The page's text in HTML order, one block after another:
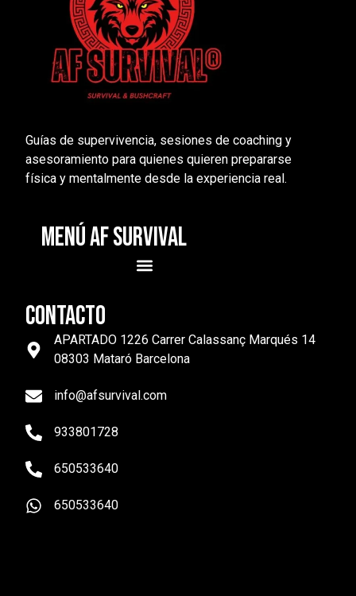
Guías de supervivencia, sesiones de coaching y
asesoramiento para quienes quieren prepararse
física y mentalmente desde la experiencia real.
MENÚ AF SURVIVAL
CONTACTO
APARTADO 1226 Carrer Calassanç Marqués 14
08303 Mataró Barcelona
info@afsurvival.com
933801728
650533640
650533640